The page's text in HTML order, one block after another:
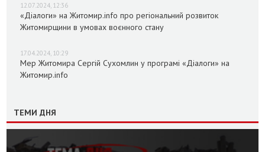
12.07.2024, 12:36
«Діалоги» на Житомир.info про регіональний розвиток
Житомирщини в умовах воєнного стану
17.04.2024, 10:29
Мер Житомира Сергій Сухомлин у програмі «Діалоги» на
Житомир.info
ТЕМИ ДНЯ